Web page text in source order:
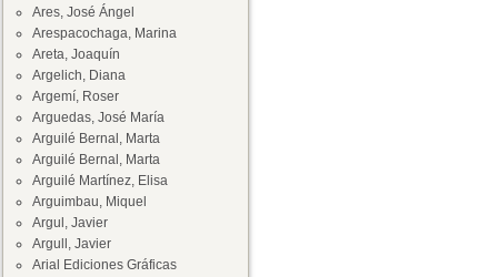
Ares, José Ángel
Arespacochaga, Marina
Areta, Joaquín
Argelich, Diana
Argemí, Roser
Arguedas, José María
Arguilé Bernal, Marta
Arguilé Bernal, Marta
Arguilé Martínez, Elisa
Arguimbau, Miquel
Argul, Javier
Argull, Javier
Arial Ediciones Gráficas